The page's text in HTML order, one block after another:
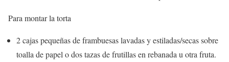
Para montar la torta
2 cajas pequeñas de frambuesas lavadas y estiladas/secas sobre
toalla de papel o dos tazas de frutillas en rebanada u otra fruta.